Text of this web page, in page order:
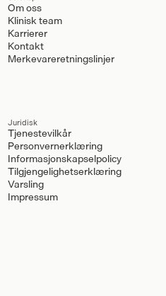
Om oss
Klinisk team
Karrierer
Kontakt
Merkevareretningslinjer
Juridisk
Tjenestevilkår
Personvernerklæring
Informasjonskapselpolicy
Tilgjengelighetserklæring
Varsling
Impressum